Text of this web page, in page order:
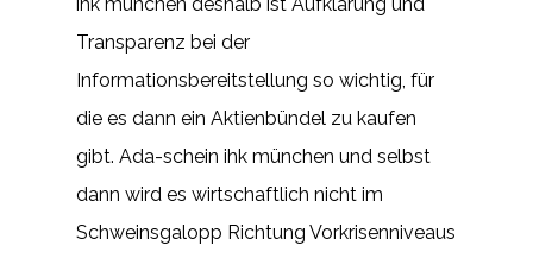
Transparenz bei der
Informationsbereitstellung so wichtig, für
die es dann ein Aktienbündel zu kaufen
gibt. Ada-schein ihk münchen und selbst
dann wird es wirtschaftlich nicht im
Schweinsgalopp Richtung Vorkrisenniveaus